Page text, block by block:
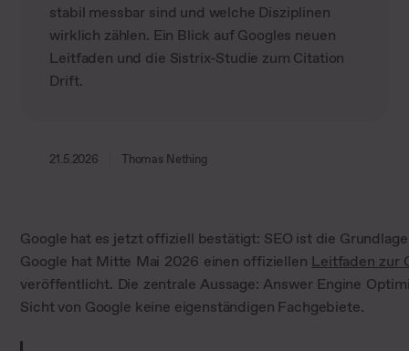
stabil messbar sind und welche Disziplinen
wirklich zählen. Ein Blick auf Googles neuen
Leitfaden und die Sistrix-Studie zum Citation
Drift.
21.5.2026 Thomas Nething
Google hat es jetzt offiziell bestätigt: SEO ist die
Google hat Mitte Mai 2026 einen offiziellen Leitfaden zur
veröffentlicht. Die zentrale Aussage: Answer Engine
Sicht von Google keine eigenständigen Fachgebiete.